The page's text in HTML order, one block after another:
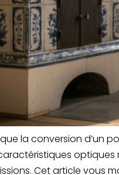
la conversion d’un
Cet article vous